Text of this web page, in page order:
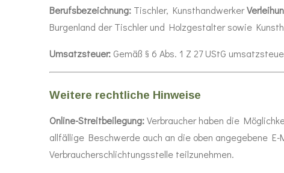
Berufsbezeichnung: Tischler, Kunsthandwerker
Burgenland der Tischler und Holzgestalter sowie
Umsatzsteuer: Gemäß § 6 Abs. 1 Z 27 UStG
Weitere rechtliche Hinweise
Online-Streitbeilegung:Verbraucher haben die
allfällige Beschwerde auch an die oben angegebene
Verbraucherschlichtungsstelle teilzunehmen.